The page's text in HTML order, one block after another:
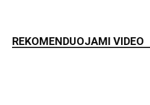
REKOMENDUOJAMI VIDEO